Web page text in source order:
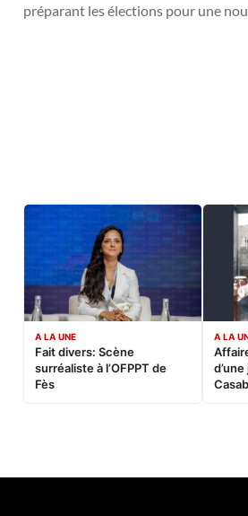
préparant les élections pour une
A LA UNE
Fait divers: Scène
surréaliste à l’OFPPT de
Fès
A LA